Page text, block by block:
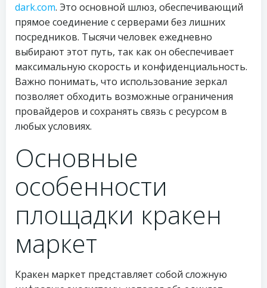
dark.com. Это основной шлюз, обеспечивающий
прямое соединение с серверами без лишних
посредников. Тысячи человек ежедневно
выбирают этот путь, так как он обеспечивает
максимальную скорость и конфиденциальность.
Важно понимать, что использование зеркал
позволяет обходить возможные ограничения
провайдеров и сохранять связь с ресурсом в
любых условиях.
Основные
особенности
площадки кракен
маркет
Кракен маркет представляет собой сложную